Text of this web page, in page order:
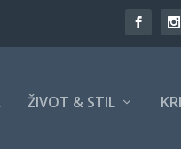
ŽIVOT & STIL